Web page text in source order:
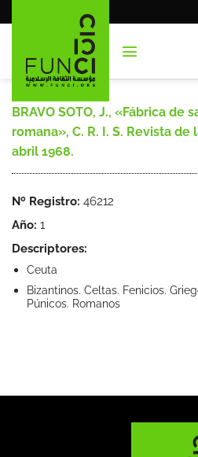
al
BRAVO SOTO, J., «Fábrica de
romana», C. R. I. S. Revista de
abril 1968.
Nº Registro: 46212
Año: 1
Descriptores:
Ceuta
Bizantinos. Celtas. Fenicios.
Púnicos. Romanos